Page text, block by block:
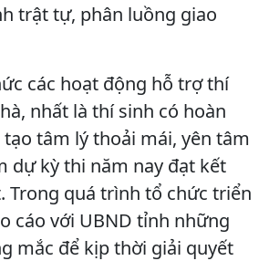
trật tự, phân luồng giao
các hoạt động hỗ trợ thí
nhất là thí sinh có hoàn
tâm lý thoải mái, yên tâm
dự kỳ thi năm nay đạt kết
Trong quá trình tổ chức triển
cáo với UBND tỉnh những
mắc để kịp thời giải quyết